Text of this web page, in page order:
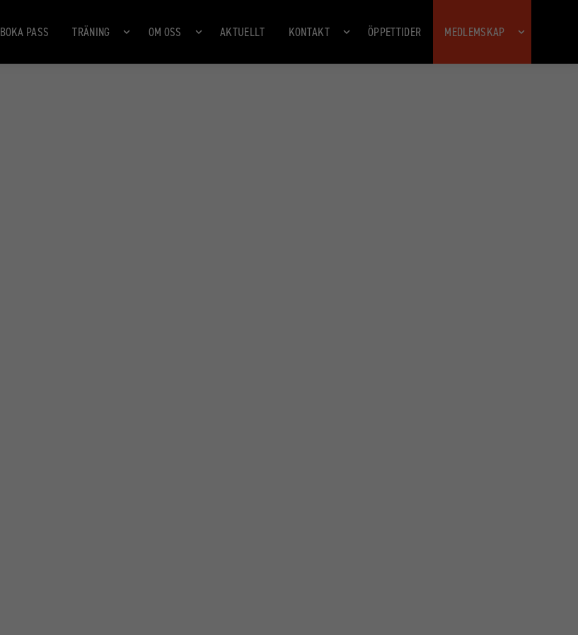
BOKA PASS TRÄNING OM OSS AKTUELLT KONTAKT ÖPPETTIDER MEDLEMSKAP